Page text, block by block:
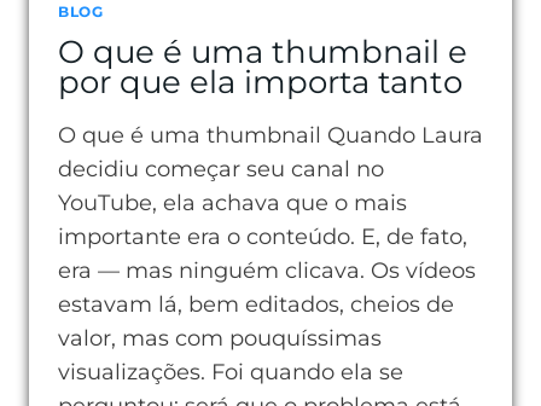
BLOG
O que é uma thumbnail e
por que ela importa tanto
O que é uma thumbnail Quando Laura
decidiu começar seu canal no
YouTube, ela achava que o mais
importante era o conteúdo. E, de fato,
era — mas ninguém clicava. Os vídeos
estavam lá, bem editados, cheios de
valor, mas com pouquíssimas
visualizações. Foi quando ela se